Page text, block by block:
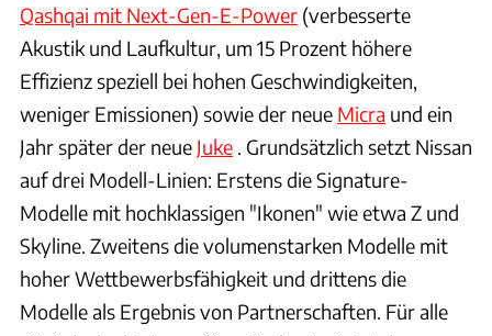
Qashqai mit Next-Gen-E-Power (verbesserte
Akustik und Laufkultur, um 15 Prozent höhere
Effizienz speziell bei hohen Geschwindigkeiten,
weniger Emissionen) sowie der neue Micra und ein
Jahr später der neue Juke . Grundsätzlich setzt Nissan
auf drei Modell-Linien: Erstens die Signature-
Modelle mit hochklassigen "Ikonen" wie etwa Z und
Skyline. Zweitens die volumenstarken Modelle mit
hoher Wettbewerbsfähigkeit und drittens die
Modelle als Ergebnis von Partnerschaften. Für alle